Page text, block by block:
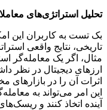
تحلیل استراتژی‌های
بک تست به کاربران این
تاریخی، نتایج واقعی
مثال، اگر یک معامله‌گر
ارزهای دیجیتال در نظر
اثرات آن را در
این امر می‌تواند به
آینده اتخاذ کنند و